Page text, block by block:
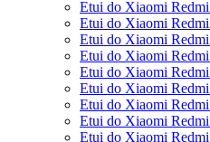
Etui do Xiaomi
Etui do Xiaomi
Etui do Xiaomi
Etui do Xiaomi
Etui do Xiaomi
Etui do Xiaomi Redmi
Etui do Xiaomi
Etui do Xiaomi
Etui do Xiaomi